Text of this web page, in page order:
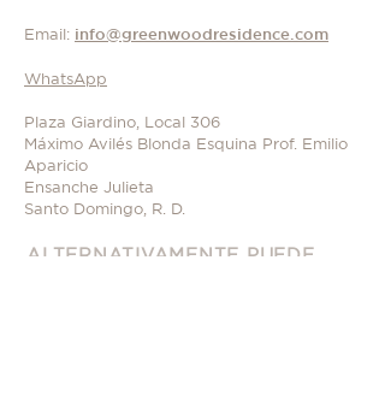
Email: info@greenwoodresidence.com
WhatsApp
Plaza Giardino, Local 306
Máximo Avilés Blonda Esquina Prof. Emilio
Aparicio
Ensanche Julieta
Santo Domingo, R. D.
ALTERNATIVAMENTE PUEDE